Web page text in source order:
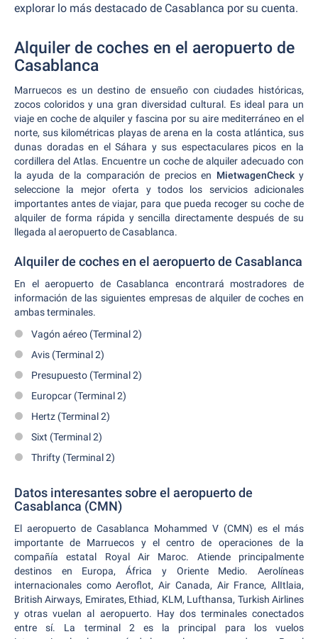
explorar lo más destacado de Casablanca por su cuenta.
Alquiler de coches en el aeropuerto de
Casablanca
Marruecos es un destino de ensueño con ciudades históricas,
zocos coloridos y una gran diversidad cultural. Es ideal para un
viaje en coche de alquiler y fascina por su aire mediterráneo en el
norte, sus kilométricas playas de arena en la costa atlántica, sus
dunas doradas en el Sáhara y sus espectaculares picos en la
cordillera del Atlas. Encuentre un coche de alquiler adecuado con
la ayuda de la comparación de precios en MietwagenChecky
seleccione la mejor oferta y todos los servicios adicionales
importantes antes de viajar, para que pueda recoger su coche de
alquiler de forma rápida y sencilla directamente después de su
llegada al aeropuerto de Casablanca.
Alquiler de coches en el aeropuerto de Casablanca
En el aeropuerto de Casablanca encontrará mostradores de
información de las siguientes empresas de alquiler de coches en
ambas terminales.
Vagón aéreo (Terminal 2)
Avis (Terminal 2)
Presupuesto (Terminal 2)
Europcar (Terminal 2)
Hertz (Terminal 2)
Sixt (Terminal 2)
Thrifty (Terminal 2)
Datos interesantes sobre el aeropuerto de
Casablanca (CMN)
El aeropuerto de Casablanca Mohammed V (CMN) es el más
importante de Marruecos y el centro de operaciones de la
compañía estatal Royal Air Maroc. Atiende principalmente
destinos en Europa, África y Oriente Medio. Aerolíneas
internacionales como Aeroflot, Air Canada, Air France, AlItlaia,
British Airways, Emirates, Ethiad, KLM, Lufthansa, Turkish Airlines
y otras vuelan al aeropuerto. Hay dos terminales conectados
entre sí. La terminal 2 es la principal para los vuelos